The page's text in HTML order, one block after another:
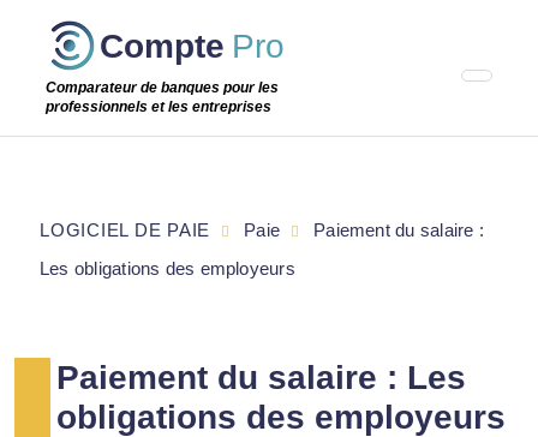
Passer
étape
Compte Pro
Comparateur de banques pour les
professionnels et les entreprises
Paiement du salaire : Les
obligations des employeurs
LOGICIEL DE PAIE Paie
Paiement du salaire :
Les obligations des employeurs